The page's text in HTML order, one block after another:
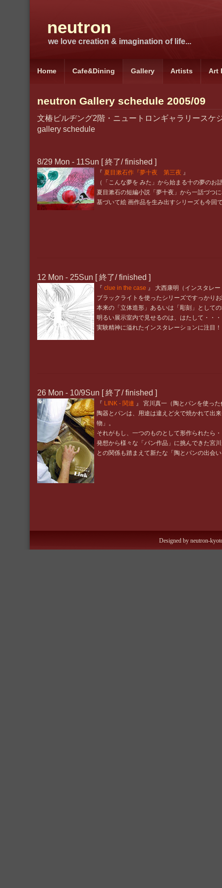
neutron
we love creation & imagination of life...
Home Cafe&Dining Gallery Artists Art
neutron Gallery schedule 2005/09
文椿ビルヂング2階・ニュートロンギャラリースケ
gallery schedule
8/29 Mon - 11Sun [ 終了/ finished ]
『 夏目漱石作『夢十夜 第三夜 』
（「こんな夢を みた」から始まる十の夢のお
夏目漱石の短編小説「夢十夜」から一話づつ
基づいて絵 画作品を生み出すシリーズも今回
12 Mon - 25Sun [ 終了/ finished ]
『 clue in the case 』 大西康明（インスタレ
ブラックライトを使ったシリーズですっかり
本来の「立体造形」あるいは「彫刻」として
明るい展示室内で見せるのは、はたして・・
実験精神に溢れたインスタレーションに注目！
26 Mon - 10/9Sun [ 終了/ finished ]
『 LINK - 関連 』 宮川真一（陶とパンを使った
陶器とパンは、用途は違えど火で焼かれて出
物」。
それがもし、一つのものとして形作られたら
発想から様々な「パン作品」に挑んできた宮
との関係も踏まえて新たな「陶とパンの出会
Designed by neutron-